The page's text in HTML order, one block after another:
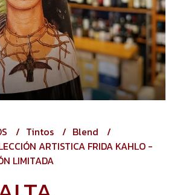
Tintos
Blend
ARTISTICA FRIDA KAHLO -
LIMITADA